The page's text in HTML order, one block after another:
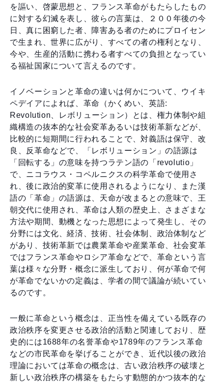
を謳い、啓蒙思想と、フランス革命がもたらしたもの
に対する幻滅を表し、彼らの言葉は、２００年後の今
日、真に困窮した者、障害ある者のためにプロイセン
で生まれ、世界に広がり、すべての者の権利となり、
今や、生産的活動に携わる者すべての負担となってい
る福祉国家について言えるのです。
イノベーションと革命の違いは何かについて、ウイキ
ペデイアによれば、革命（かくめい、英語:
Revolution、レボリューション）とは、権力体制や組
織構造の抜本的な社会変革あるいは技術革新などが、
比較的に短期間に行われることで、対義語は保守、改
良、反革命などで、「レボリューション」の語源は
「回転する」の意味を持つラテン語の「revolutio」
で、ニコラウス・コペルニクスの科学革命で使用さ
れ、後に政治的変革に使用されるようになり、また漢
語の「革命」の語源は、天命が改まるとの意味で、王
朝交代に使用され、革命は人類の歴史上、さまざまな
方法や期間、動機となった思想によって発生し、その
分野には文化、経済、技術、社会体制、政治体制など
があり、技術革新では農業革命や産業革命、社会変革
ではフランス革命やロシア革命などで、革命という言
葉は様々な分野・概念に派生しており、何が革命で何
が革命でないかの定義は、学者の間で議論が続いてい
るのです。
一般に革命という概念は、正当性を備えている既存の
政治秩序を変更させる政治的活動と関連しており、歴
史的には1688年の名誉革命や1789年のフランス革命
などの市民革命を挙げることができ、近代以後の政治
理論においては革命の概念は、古い政治秩序の破壊と
新しい政治秩序の構築をもたらす動態的かつ抜本的な